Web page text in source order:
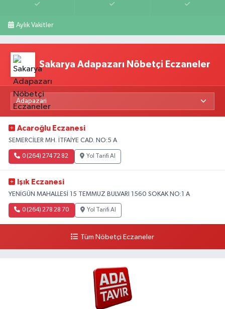
Aylık Vakitler
Sakarya Adapazarı Nöbetçi Eczaneler
Acaroğlu Eczanesi
SEMERCİLER MH. İTFAİYE CAD. NO:5 A
0 (264) 274 72 82 Yol Tarifi Al
Işık Eczanesi
YENİGÜN MAHALLESİ 15 TEMMUZ BULVARI 1560 SOKAK NO:1 A
0 (264) 278 28 70 Yol Tarifi Al
Tüm Nöbetçi Eczaneler